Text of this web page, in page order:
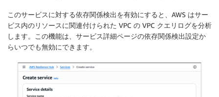
このサービスに対する依存関係検出を有効にすると、AWS はサー
ビス内のリソースに関連付けられた VPC の VPC クエリログを分析
します。この機能は、サービス詳細ページの依存関係検出設定か
らいつでも無効にできます。